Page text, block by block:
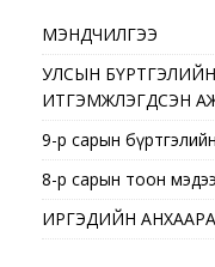
МЭНДЧИЛГЭЭ
УЛСЫН
ИТГЭМЖЛЭГДСЭН
9-р сарын
8-р сарын тоон мэдээ
ИРГЭДИЙН